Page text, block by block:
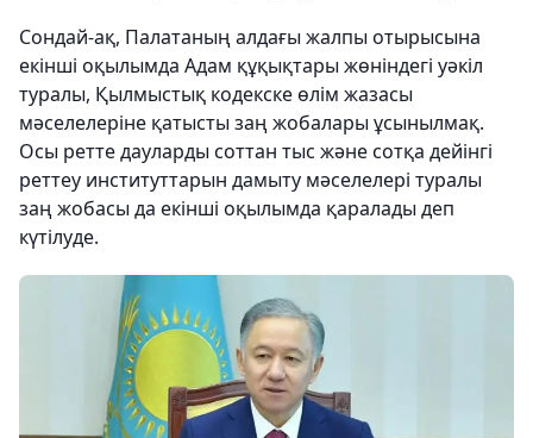
Сондай-ақ, Палатаның алдағы жалпы отырысына
екінші оқылымда Адам құқықтары жөніндегі уәкіл
туралы, Қылмыстық кодекске өлім жазасы
мәселелеріне қатысты заң жобалары ұсынылмақ.
Осы ретте дауларды соттан тыс және сотқа дейінгі
реттеу институттарын дамыту мәселелері туралы
заң жобасы да екінші оқылымда қаралады деп
күтілуде.